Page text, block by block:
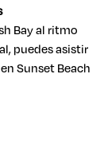
Bay al ritmo
puedes asistir
Sunset Beach